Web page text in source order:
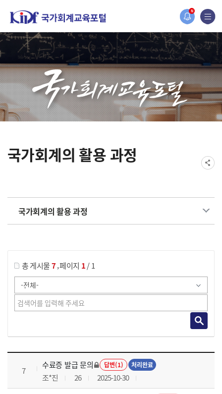
N
홈페이지가 새롭게 개편되었습니다.
한국조세재정연구원홈페이지가 새롭게 개설되었습니다.
국가회계의 활용 과정
국가회계의 활용 과정
총 게시물7,페이지 1/ 1
국가회계의 활용 과정 목록 으로 번호, 제목, 작성자, 조회수, 등록 일로 나열 되고 있습니다.
7
수료증 발급 문의 답변(1) 처리완료
조*진 26 2025-10-30